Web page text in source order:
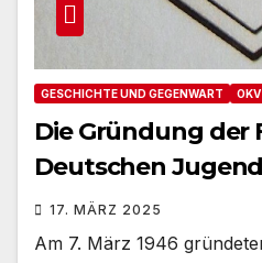
GESCHICHTE UND GEGENWART
Die Gründung der
Deutschen
17. MÄRZ 2025
Am 7. März 1946